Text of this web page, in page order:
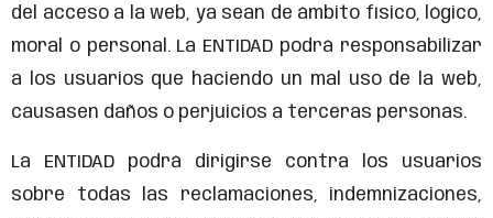
del acceso a la web, ya sean de ámbito físico, lógico,
moral o personal. La ENTIDAD podrá responsabilizar
a los usuarios que haciendo un mal uso de la web,
causasen daños o perjuicios a terceras personas.
La ENTIDAD podrá dirigirse contra los usuarios
sobre todas las reclamaciones, indemnizaciones,